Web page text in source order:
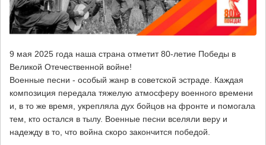
9 мая 2025 года наша страна отметит 80-летие Победы в
Великой Отечественной войне!
Военные песни - особый жанр в советской эстраде. Каждая
композиция передала тяжелую атмосферу военного времени
и, в то же время, укрепляла дух бойцов на фронте и помогала
тем, кто остался в тылу. Военные песни вселяли веру и
надежду в то, что война скоро закончится победой.